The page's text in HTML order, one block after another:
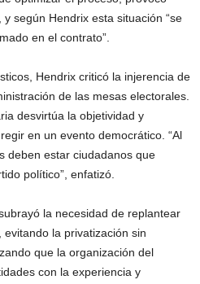
según Hendrix esta situación “se
en el contrato”.
Hendrix criticó la injerencia de
de las mesas electorales.
desvirtúa la objetividad y
en un evento democrático. “Al
deben estar ciudadanos que
político”, enfatizó.
la necesidad de replantear
la privatización sin
que la organización del
con la experiencia y